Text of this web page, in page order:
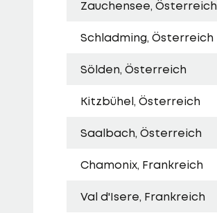
Zauchensee, Österreich
Schladming, Österreich
Sölden, Österreich
Kitzbühel, Österreich
Saalbach, Österreich
Chamonix, Frankreich
Val d'Isere, Frankreich